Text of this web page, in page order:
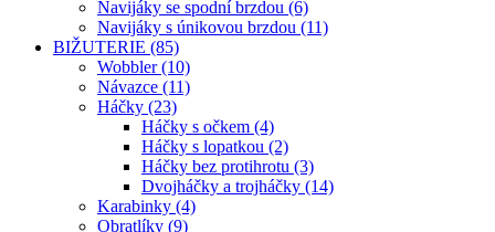
Navijáky se spodní brzdou (6)
Navijáky s únikovou brzdou (11)
BIŽUTERIE (85)
Wobbler (10)
Návazce (11)
Háčky (23)
Háčky s očkem (4)
Háčky s lopatkou (2)
Háčky bez protihrotu (3)
Dvojháčky a trojháčky (14)
Karabinky (4)
Obratlíky (9)